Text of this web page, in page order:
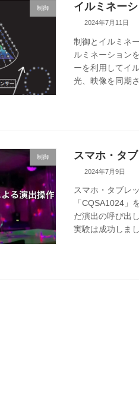
制御 イルミネー
2024年7月11日
制御とイルミネ
ルミネーション
ーを利用してイ
光、映像を同期
制御 スマホ・タ
2024年7月9日
スマホ・タブレ
「CQSA1024」
だ演出の呼び出
実験は成功しま